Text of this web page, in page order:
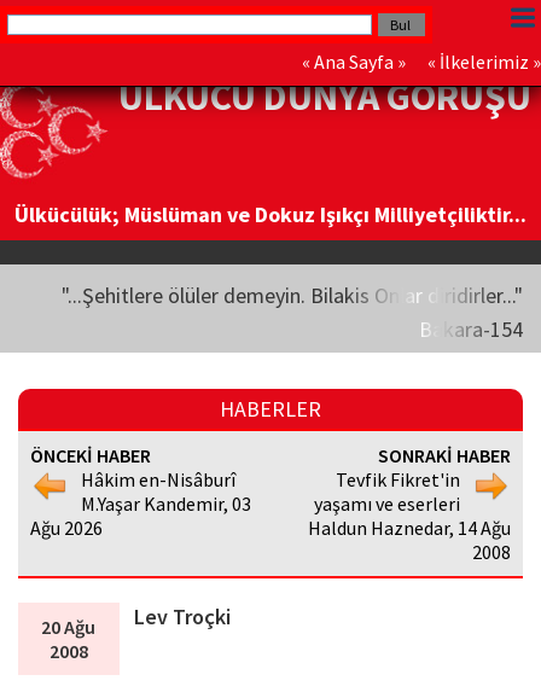
« Ana Sayfa » « İlkelerimiz »
ÜLKÜCÜ DÜNYA GÖRÜŞÜ
Ülkücülük; Müslüman ve Dokuz Işıkçı Milliyetçiliktir...
"...Şehitlere ölüler demeyin. Bilakis Onlar diridirler..."
Bakara-154
HABERLER
ÖNCEKİ HABER
Hâkim en-Nisâburî
M.Yaşar Kandemir, 03
Ağu 2026
SONRAKİ HABER
Tevfik Fikret'in
yaşamı ve eserleri
Haldun Haznedar, 14 Ağu
2008
20 Ağu
2008
Lev Troçki